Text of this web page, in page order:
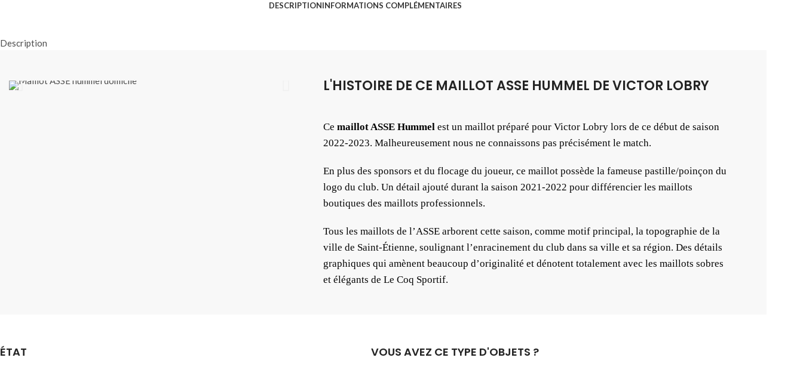
DESCRIPTIONINFORMATIONS COMPLÉMENTAIRES
Description
L'HISTOIRE DE CE MAILLOT ASSE HUMMEL DE VICTOR LOBRY
Ce maillot ASSE Hummel est un maillot préparé pour Victor Lobry lors de ce début de saison
2022-2023. Malheureusement nous ne connaissons pas précisément le match.
En plus des sponsors et du flocage du joueur, ce maillot possède la fameuse pastille/poinçon du
logo du club. Un détail ajouté durant la saison 2021-2022 pour différencier les maillots
boutiques des maillots professionnels.
Tous les maillots de l’ASSE arborent cette saison, comme motif principal, la topographie de la
ville de Saint-Étienne, soulignant l’enracinement du club dans sa ville et sa région. Des détails
graphiques qui amènent beaucoup d’originalité et dénotent totalement avec les maillots sobres
et élégants de Le Coq Sportif.
ÉTAT VOUS AVEZ CE TYPE D'OBJETS ?